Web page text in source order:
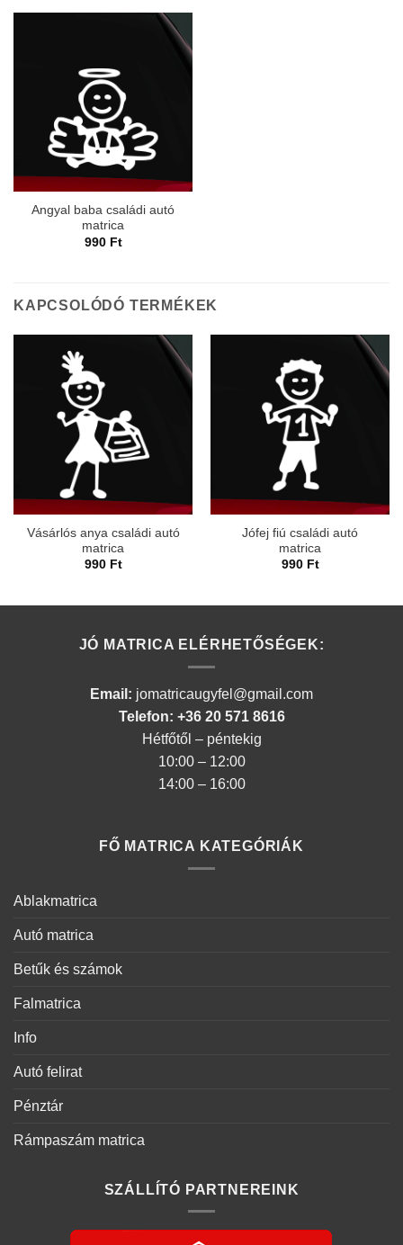
Angyal baba családi autó
matrica
990 Ft
KAPCSOLÓDÓ TERMÉKEK
Vásárlós anya családi autó
matrica
990 Ft
Jófej fiú családi autó
matrica
990 Ft
JÓ MATRICA ELÉRHETŐSÉGEK:
Email: jomatricaugyfel@gmail.com
Telefon: +36 20 571 8616
Hétfőtől – péntekig
10:00 – 12:00
14:00 – 16:00
FŐ MATRICA KATEGÓRIÁK
Ablakmatrica
Autó matrica
Betűk és számok
Falmatrica
Info
Autó felirat
Pénztár
Rámpaszám matrica
SZÁLLÍTÓ PARTNEREINK